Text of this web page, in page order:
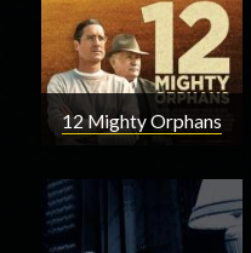
12 Mighty Orphans